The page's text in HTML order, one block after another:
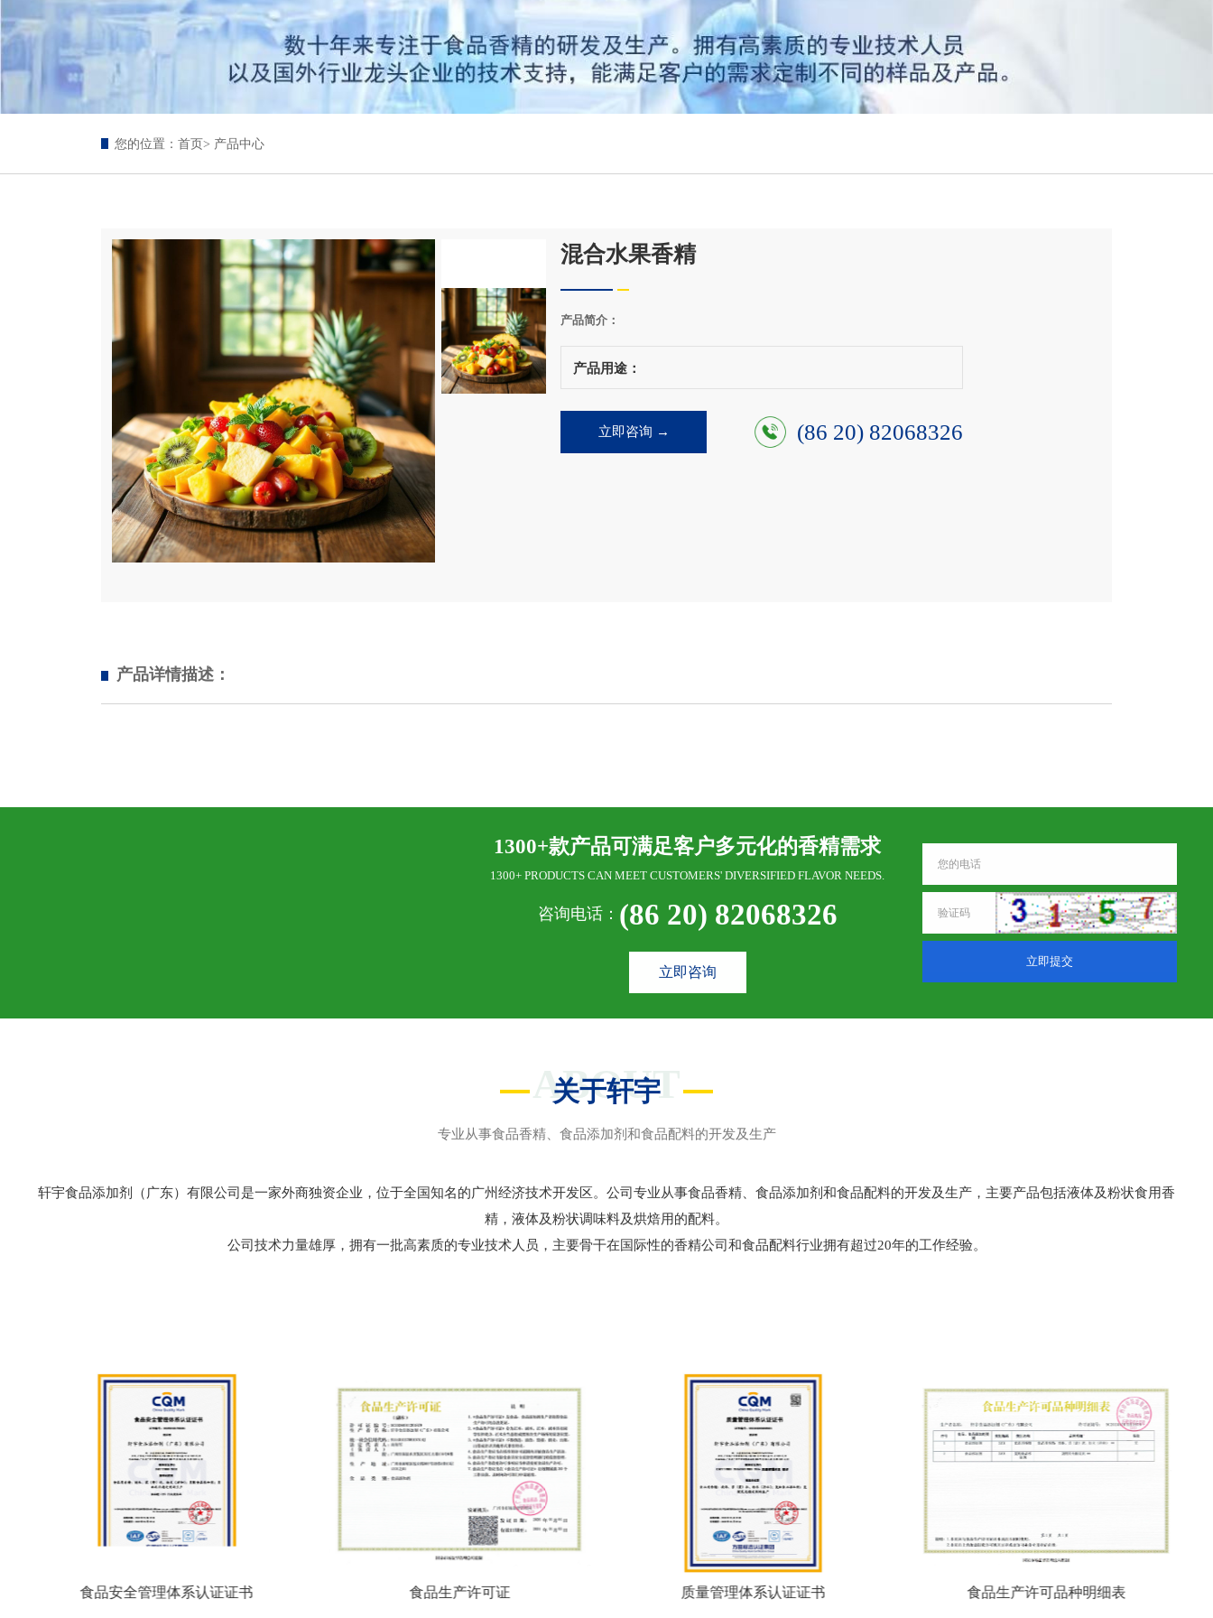
您的位置： 首页> 产品中心
混合水果香精
产品简介：
产品用途：
立即咨询 → (86 20) 82068326
产品详情描述：
1300+款产品可满足客户多元化的香精需求
1300+ PRODUCTS CAN MEET CUSTOMERS' DIVERSIFIED FLAVOR NEEDS.
咨询电话： (86 20) 82068326
立即咨询
立即提交
ABOUT
关于轩宇
专业从事食品香精、食品添加剂和食品配料的开发及生产
轩宇食品添加剂（广东）有限公司是一家外商独资企业，位于全国知名的广州经济技术开发区。公司专业从事食品香精、食品添加剂和食品配料的开发及生产，主要产品包括液体及粉状食用香
精，液体及粉状调味料及烘焙用的配料。
公司技术力量雄厚，拥有一批高素质的专业技术人员，主要骨干在国际性的香精公司和食品配料行业拥有超过20年的工作经验。
食品安全管理体系认证证书 食品生产许可证 质量管理体系认证证书 食品生产许可品种明细表